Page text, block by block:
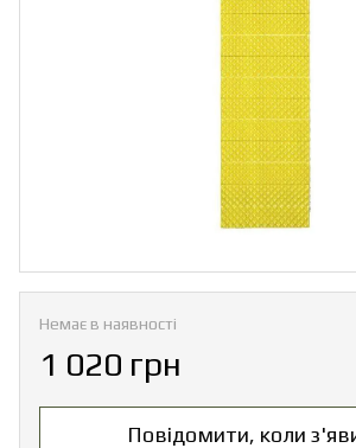
Немає в наявності
1 020 грн
Повідомити, коли